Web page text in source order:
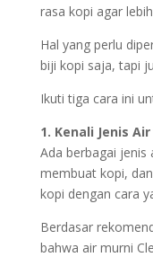
rasa kopi agar
Hal yang perlu
biji kopi saja, tapi
Ikuti tiga cara ini
1. Kenali Jenis
Ada berbagai jenis
membuat kopi,
kopi dengan cara
Berdasar
bahwa air murni